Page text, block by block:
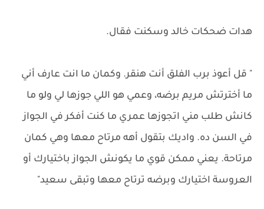
هدات ضحكات خالد وسكنت فقال.
" قل أعوذ برب الفلق أنت هنقر. وكمان ما انت عارف أني
ما أخترتش مريم برضه، وعمي هو اللي جوزها لي ولو ما
كانش طلب مني اتجوزها عمري ما كنت أفكر في الجواز
في السن ده. واديك بتقول أهه مرتاح معها وهي كمان
مرتاحة. يعني ممكن قوي ما يكونش الجواز باختيارك أو
العروسة اختيارك وبرضه ترتاح معها وتبقى سعيد"